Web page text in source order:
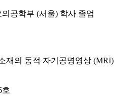
공학부 (서울) 학사 졸업
재의 동적 자기공명영상 (MRI)
호